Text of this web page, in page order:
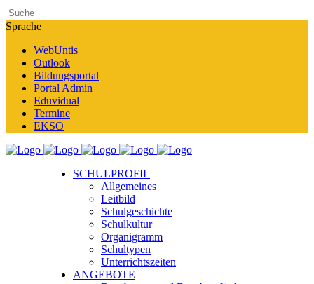
Sprache
WebUntis
Outlook
Bildungsportal
Portal Admin
Eduvidual
Termine
EKSO
SCHULPROFIL
Allgemeines
Leitbild
Schulgeschichte
Schulkultur
Organigramm
Schultypen
Unterrichtszeiten
ANGEBOTE